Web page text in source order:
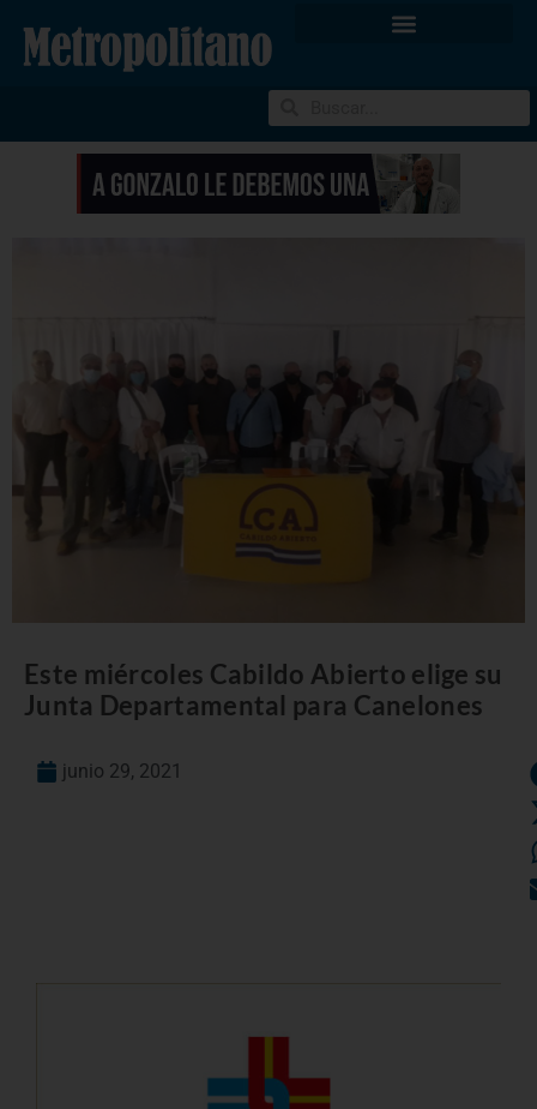
Este miércoles Cabildo Abierto elige su
Junta Departamental para Canelones
junio 29, 2021